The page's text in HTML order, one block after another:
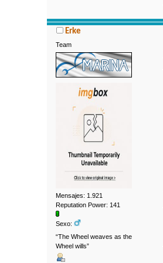
Erke
Team
Mensajes: 1.921
Reputation Power: 141
Sexo:
“The Wheel weaves as the
Wheel wills”